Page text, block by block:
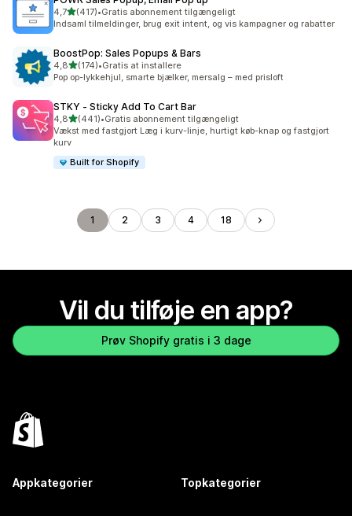
4,7ud af 5 stjerner
(417)
417 anmeldelser i alt
•Gratis abonnement tilgængeligt
Indsaml tilmeldinger, brug exit intent, og vis kampagner og rabatter
BoostPop: Sales Popups & Bars
4,8ud af 5 stjerner
(174)
174 anmeldelser i alt
•Gratis at installere
Pop op-lykkehjul, smarte bjælker, mersalg – med prisloft
STKY ‑ Sticky Add To Cart Bar
4,8ud af 5 stjerner
(441)
441 anmeldelser i alt
•Gratis abonnement tilgængeligt
Vækst med fastgjort Læg i kurv-linje, hurtigt køb-knap og fastgjort
kurv
Built for Shopify
1 2 3 4 18
Vil du tilføje en app?
Prøv Shopify gratis i 3 dage
Appkategorier Topkategorier